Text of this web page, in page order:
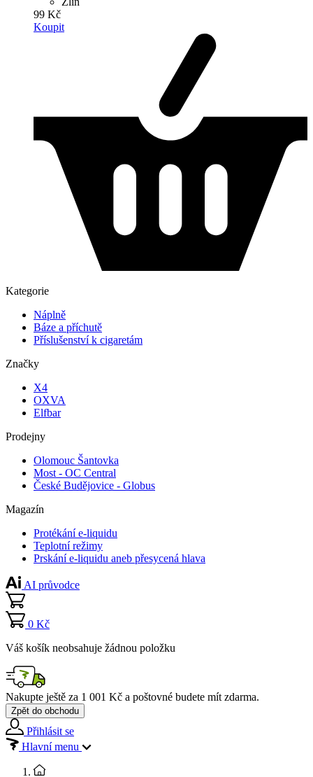
99 Kč
Koupit
Kategorie
Náplně
Báze a příchutě
Příslušenství k cigaretám
Značky
X4
OXVA
Elfbar
Prodejny
Olomouc Šantovka
Most - OC Central
České Budějovice - Globus
Magazín
Protékání e-liquidu
Teplotní režimy
Prskání e-liquidu aneb přesycená hlava
AI průvodce
0 Kč
Váš košík neobsahuje žádnou položku
Nakupte ještě za 1 001 Kč a poštovné budete mít zdarma.
Zpět do obchodu
Přihlásit se
Hlavní menu